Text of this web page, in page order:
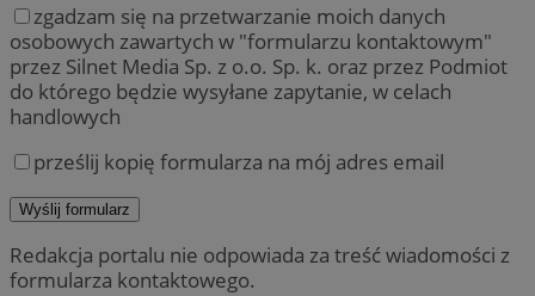
zgadzam się na przetwarzanie moich danych
osobowych zawartych w "formularzu kontaktowym"
przez Silnet Media Sp. z o.o. Sp. k. oraz przez Podmiot
do którego będzie wysyłane zapytanie, w celach
handlowych
prześlij kopię formularza na mój adres email
Redakcja portalu nie odpowiada za treść wiadomości z
formularza kontaktowego.